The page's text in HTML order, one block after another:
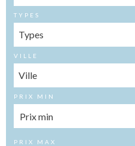
TYPES
Types
VILLE
Ville
PRIX MIN
PRIX MAX